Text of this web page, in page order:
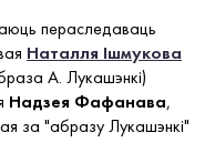
пераследаваць
Наталля Ішмукова
А. Лукашэнкі)
Надзея Фафанава,
за "абразу Лукашэнкі"